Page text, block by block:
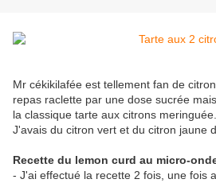
Mr cékikilafée est tellement fan de
repas raclette par une dose sucrée
la classique tarte aux citrons meringuée...
J'avais du citron vert et du citron jaune
Recette du lemon curd au micro-
- J'ai effectué la recette 2 fois, une fois